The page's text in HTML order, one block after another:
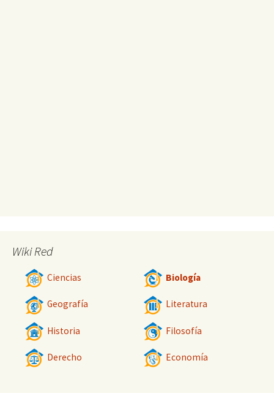
Wiki Red
Ciencias Biología
Geografía Literatura
Historia Filosofía
Derecho Economía